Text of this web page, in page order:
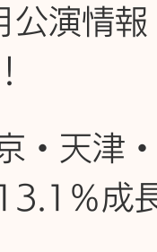
公演情
・天津
％成